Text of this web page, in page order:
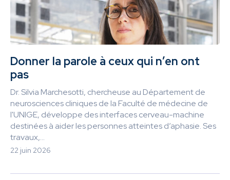
Donner la parole à ceux qui n’en ont
pas
Dr. Silvia Marchesotti, chercheuse au Département de
neurosciences cliniques de la Faculté de médecine de
l'UNIGE, développe des interfaces cerveau-machine
destinées à aider les personnes atteintes d’aphasie. Ses
travaux,...
22 juin 2026